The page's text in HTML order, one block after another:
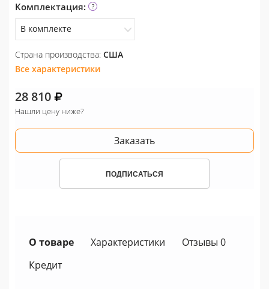
Комплектация:
В комплекте
В комплекте
Страна производства: США
Все характеристики
28 810
Нашли цену ниже?
Заказать
ПОДПИСАТЬСЯ
О товаре Характеристики
Отзывы 0
Кредит